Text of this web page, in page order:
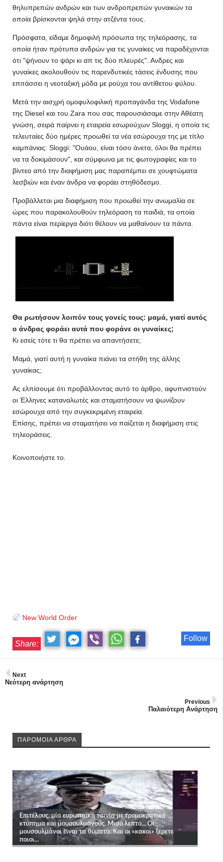
θηλυπρεπών ανδρών και των ανδροπρεπών γυναικών τα
οποία βρίσκονται ψηλά στην ατζέντα τους.
Πρόσφατα, είδαμε δημοφιλή πρόσωπα της τηλεόρασης, τα
οποία ήταν πρότυπα ανδρών για τις γυναίκες να παραδέχονται
ότι "ψήνουν το ψάρι κι απ τις δύο πλευρές". Ανδρες και
γυναίκες ακολουθούν τις παρενδυτικές τάσεις ένδυσης που
επιτάσσει η νεοταξική μόδα με ρούχα του αντίθετου φύλου.
Μετά την αισχρή ομοφυλοφιλική προπαγάνδα της Vodafone
της Diesel και του Zara που σας παρουσιάσαμε στην Αθέατη
γνώση, σειρά παίρνει η εταιρεία εσωρούχων Sloggi, η οποία τις
τελευταίες δύο ημέρες προωθεί τα νέα εσώρουχα της με τίτλο
καμπάνιας: Sloggi: "Ουάου, είναι τόσο άνετα, όλοι θα πρέπει
να τα δοκιμάσουν", και σύμφωνα με τις φωτογραφίες και το
βίντεο από την διαφήμιση μας παραπέμπει σε χουφτώματα
λεσβιών και έναν άνδρα να φοράει στηθόδεσμο.
Προβάλλεται μια διαφήμιση που προωθεί την ανωμαλία σε
ώρες που παρακολουθούν τηλεόραση τα παιδιά, τα οποία
πάντα είναι περίεργα διότι θέλουν να μαθαίνουν τα πάντα.
Θα ρωτήσουν λοιπόν τους γονείς τους: μαμά, γιατί αυτός
ο άνδρας φοράει αυτά που φοράνε οι γυναίκες;
Κι εσείς τότε τι θα πρέπει να απαντήσετε;
Μαμά, γιατί αυτή η γυναίκα πιάνει τα στήθη της άλλης
γυναίκας;
Ας ελπίσουμε ότι προβάλλοντας αυτό το άρθρο, αφυπνιστούν
οι Έλληνες καταναλωτές και σταματήσουν να ψωνίζουν
εσώρουχα από την συγκεκριμένη εταιρεία.
Επίσης, πρέπει να σταματήσει να παίζεται η διαφήμιση στις
τηλεοράσεις.
Κοινοποιήστε το.
New World Order
Follow
Share:
Next
Νεότερη ανάρτηση
Previous
Παλαιότερη Ανάρτηση
ΠΑΡΟΜΟΙΑ ΑΡΘΡΑ